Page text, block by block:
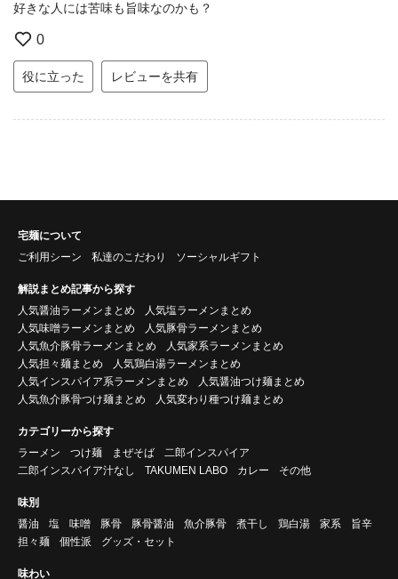
好きな人には苦味も旨味なのかも？
0
役に立った レビューを共有
宅麺について
ご利用シーン
私達のこだわり ソーシャルギフト
解説まとめ記事から探す
人気醤油ラーメンまとめ
人気塩ラーメンまとめ
人気味噌ラーメンまとめ
人気豚骨ラーメンまとめ
人気魚介豚骨ラーメンまとめ
人気家系ラーメンまとめ
人気担々麺まとめ
人気鶏白湯ラーメンまとめ
人気インスパイア系ラーメンまとめ
人気醤油つけ麺まとめ
人気魚介豚骨つけ麺まとめ
人気変わり種つけ麺まとめ
カテゴリーから探す
ラーメン
つけ麺 まぜそば
二郎インスパイア
二郎インスパイア汁なし
TAKUMEN LABO カレー その他
味別
醤油
塩 味噌 豚骨 豚骨醤油 魚介豚骨 煮干し 鶏白湯 家系
旨辛
担々麺
個性派 グッズ・セット
味わい